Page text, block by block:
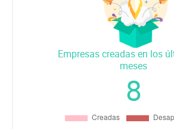
Empresas creadas en los
meses
8